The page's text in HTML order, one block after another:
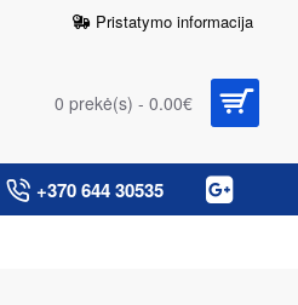
Pristatymo informacija
0 prekė(s) - 0.00€
+370 644 30535